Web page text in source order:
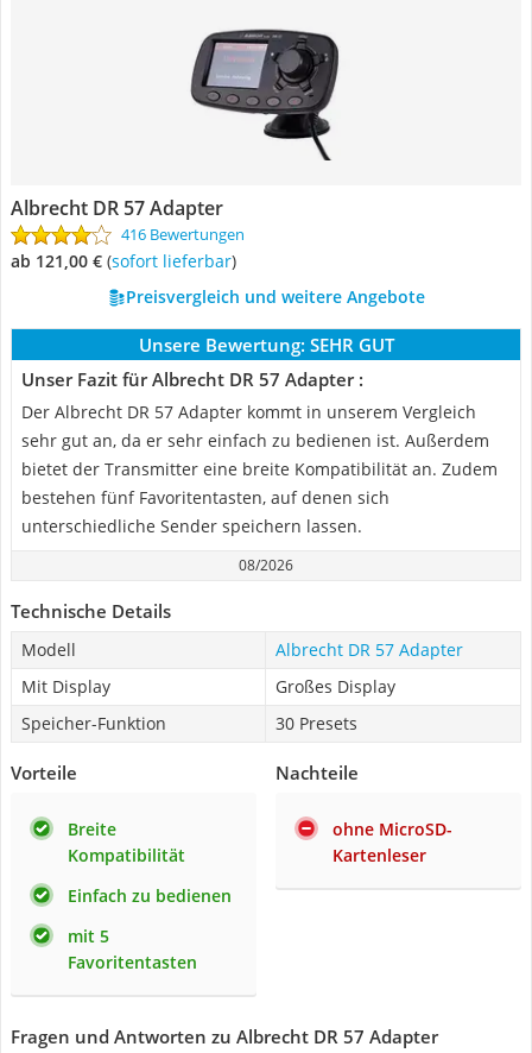
Albrecht DR 57 Adapter
416 Bewertungen
ab 121,00 € ( Sofort lieferbar)
Preisvergleich und weitere Angebote
Unsere Bewertung: SEHR GUT
Unser Fazit für Albrecht DR 57 Adapter :
Der Albrecht DR 57 Adapter kommt in unserem Vergleich
sehr gut an, da er sehr einfach zu bedienen ist. Außerdem
bietet der Transmitter eine breite Kompatibilität an. Zudem
bestehen fünf Favoritentasten, auf denen sich
unterschiedliche Sender speichern lassen.
08/2026
Technische Details
Modell
Albrecht DR 57 Adapter
Mit Display
Großes Display
Speicher-Funktion
30 Presets
Vorteile
Breite
Kompatibilität
Einfach zu bedienen
mit 5
Favoritentasten
Nachteile
ohne MicroSD-
Kartenleser
Fragen und Antworten zu Albrecht DR 57 Adapter